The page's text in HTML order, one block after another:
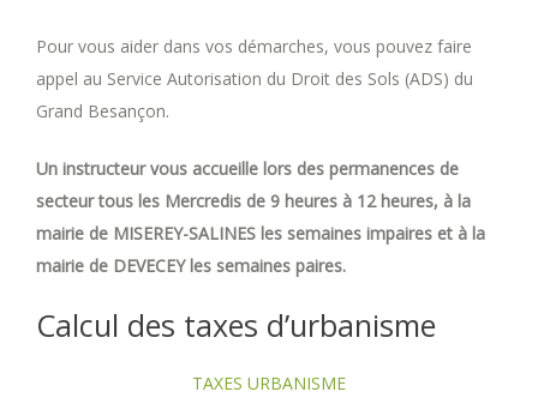
Pour vous aider dans vos démarches, vous pouvez faire
appel au Service Autorisation du Droit des Sols (ADS) du
Grand Besançon.
Un instructeur vous accueille lors des permanences de
secteur tous les Mercredis de 9 heures à 12 heures, à la
mairie de MISEREY-SALINES les semaines impaires et à la
mairie de DEVECEY les semaines paires.
Calcul des taxes d’urbanisme
TAXES URBANISME